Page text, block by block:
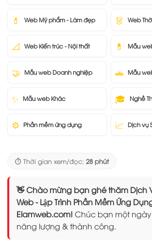
💄 Web Mỹ phẩm - Làm đẹp 👗 Web
📐 Web Kiến trúc - Nội thất 💊 Mẫu
🤝 Mẫu web Doanh nghiệp 🚗 Mẫu
✨ Mẫu web Khác 🎓 Nghề
⚙️ Phần mềm ứng dụng 📈 Dịch vụ
⏱️ Thời gian xem/đọc: 28 phút
👋 Chào mừng bạn ghé thăm Dịch
Web - Lập Trình Phần Mềm Ứng
Elamweb.com! Chúc bạn một
năng lượng & thành công.